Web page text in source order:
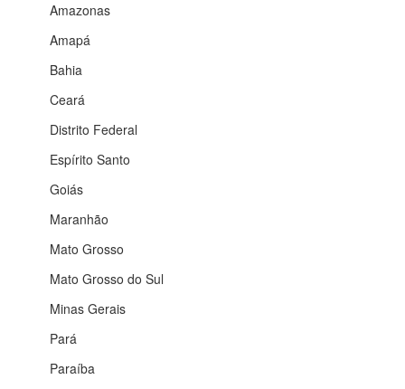
Amazonas
Amapá
Bahia
Ceará
Distrito Federal
Espírito Santo
Goiás
Maranhão
Mato Grosso
Mato Grosso do Sul
Minas Gerais
Pará
Paraíba